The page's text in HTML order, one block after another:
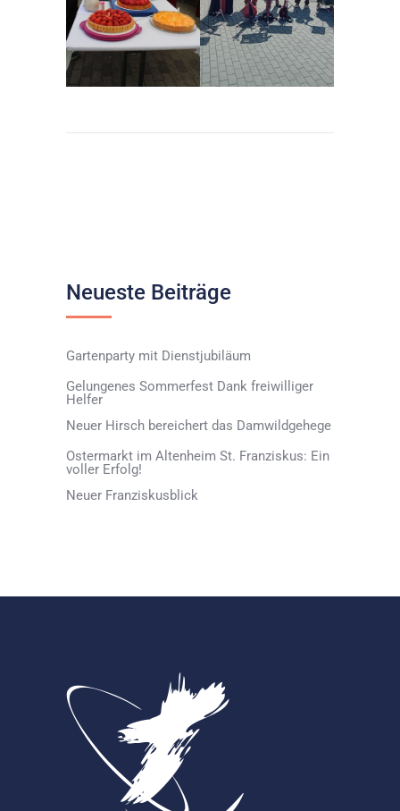
Neueste Beiträge
Gartenparty mit Dienstjubiläum
Gelungenes Sommerfest Dank freiwilliger
Helfer
Neuer Hirsch bereichert das Damwildgehege
Ostermarkt im Altenheim St. Franziskus: Ein
voller Erfolg!
Neuer Franziskusblick